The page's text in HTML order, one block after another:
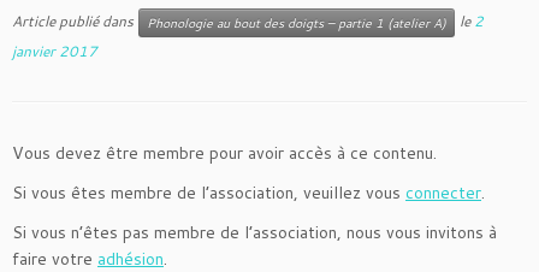
Article publié dans Phonologie au bout des doigts – partie 1 (atelier A) le2
janvier 2017
Vous devez être membre pour avoir accès à ce contenu.
Si vous êtes membre de l’association, veuillez vous connecter.
Si vous n’êtes pas membre de l’association, nous vous invitons à
faire votre adhésion.